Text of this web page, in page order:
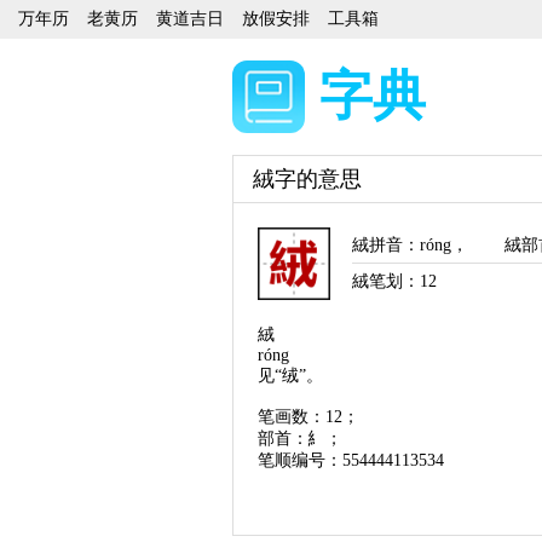
万年历 老黄历 黄道吉日 放假安排 工具箱
字典
絨字的意思
絨拼音 ： róng ，
絨部
絨笔划： 12
絨
róng
见“绒”。
笔画数：12；
部首：糹；
笔顺编号：554444113534